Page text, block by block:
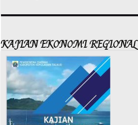
KAJIAN EKONOMI REGIONAL